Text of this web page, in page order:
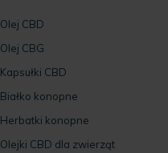
Olej CBD
Olej CBG
Kapsułki CBD
Białko konopne
Herbatki konopne
Olejki CBD dla zwierząt